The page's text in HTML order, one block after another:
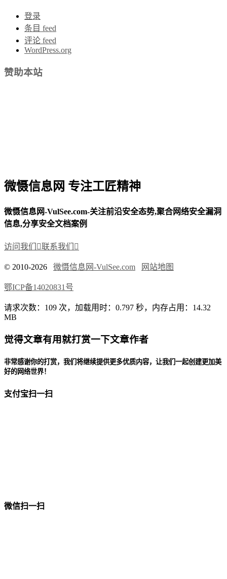
登录
条目 feed
评论 feed
WordPress.org
赞助本站
微慑信息网 专注工匠精神
微慑信息网-VulSee.com-关注前沿安全态势,聚合网络安全漏洞
信息,分享安全文档案例
访问我们 联系我们 
© 2010-2026 微慑信息网-VulSee.com 网站地图
鄂ICP备14020831号
请求次数：109 次，加载用时：0.797 秒，内存占用：14.32
MB
觉得文章有用就打赏一下文章作者
非常感谢你的打赏，我们将继续提供更多优质内容，让我们一起创建更加美
好的网络世界！
支付宝扫一扫
微信扫一扫